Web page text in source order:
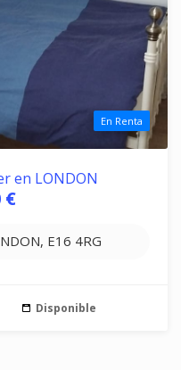
En Renta
en LONDON
€
E16 4RG
Disponible